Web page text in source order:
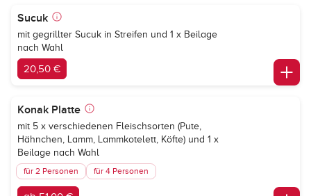
Sucuk
mit gegrillter Sucuk in Streifen und 1 x Beilage
nach Wahl
20,50 €
Konak Platte
mit 5 x verschiedenen Fleischsorten (Pute,
Hähnchen, Lamm, Lammkotelett, Köfte) und 1 x
Beilage nach Wahl
für 2 Personen für 4 Personen